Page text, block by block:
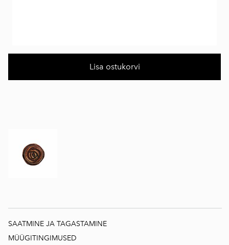
Lisa ostukorvi
SAATMINE JA TAGASTAMINE
MÜÜGITINGIMUSED